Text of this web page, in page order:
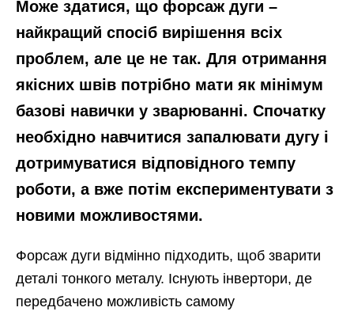
Може здатися, що форсаж дуги –
найкращий спосіб вирішення всіх
проблем, але це не так. Для отримання
якісних швів потрібно мати як мінімум
базові навички у зварюванні. Спочатку
необхідно навчитися запалювати дугу і
дотримуватися відповідного темпу
роботи, а вже потім експериментувати з
новими можливостями.
Форсаж дуги відмінно підходить, щоб зварити
деталі тонкого металу. Існують інвертори, де
передбачено можливість самому